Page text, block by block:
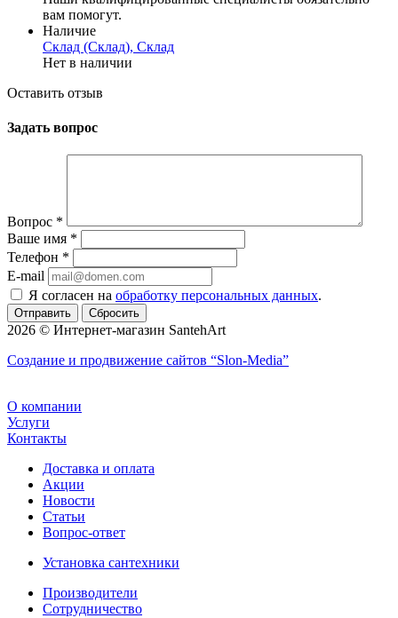
вам помогут.
Наличие
Склад (Склад), Склад
Нет в наличии
Оставить отзыв
Задать вопрос
Вопрос *
Ваше имя *
Телефон *
E-mail
Я согласен на обработку персональных данных.
Сбросить
2026 © Интернет-магазин SantehArt
Создание и продвижение сайтов “Slon-Media”
О компании
Услуги
Контакты
Доставка и оплата
Акции
Новости
Статьи
Вопрос-ответ
Установка сантехники
Производители
Сотрудничество